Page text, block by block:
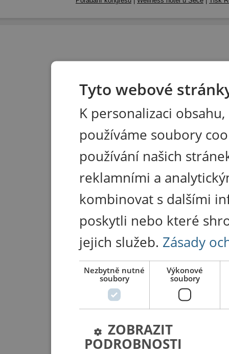
Tyto webové
K personalizaci
používáme soubory
používání našich
reklamními a
kombinovat s dalšími
poskytli nebo které
jejich služeb. Zásady
Nezbytně nutné
soubory
Výkonové
soubory
ZOBRAZIT
PODROBNOSTI